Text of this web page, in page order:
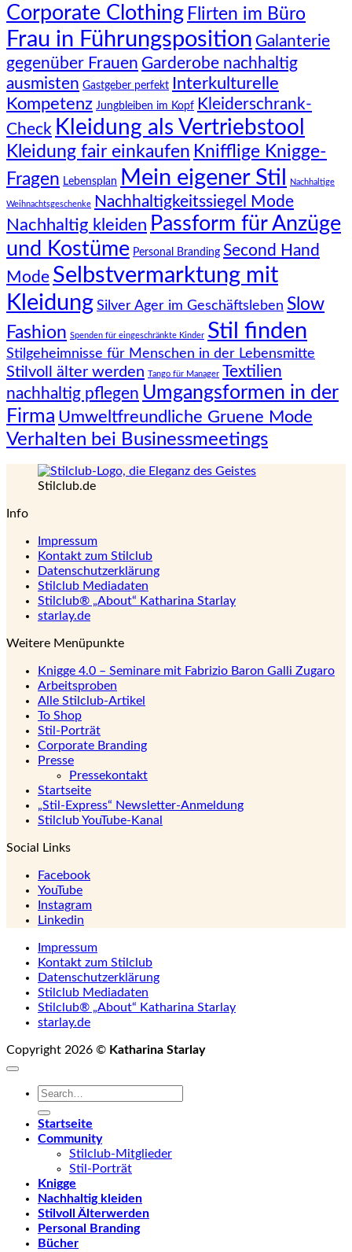
Corporate Clothing Flirten im Büro
Frau in Führungsposition Galanterie
gegenüber Frauen Garderobe nachhaltig
ausmisten Gastgeber perfekt
Interkulturelle
Kompetenz Jungbleiben im Kopf Kleiderschrank-
Check Kleidung als Vertriebstool
Kleidung fair einkaufen Knifflige Knigge-
Fragen Lebensplan Mein eigener Stil Nachhaltige
Weihnachtsgeschenke
Nachhaltigkeitssiegel Mode
Nachhaltig kleiden Passform für Anzüge
und Kostüme Personal Branding Second Hand
Mode Selbstvermarktung mit
Kleidung Silver Ager im Geschäftsleben Slow
Fashion Spenden für eingeschränkte Kinder Stil finden
Stilgeheimnisse für Menschen in der Lebensmitte
Stilvoll älter werden Tango für Manager Textilien
nachhaltig pflegen Umgangsformen in der
Firma Umweltfreundliche Gruene Mode
Verhalten bei Businessmeetings
Stilclub.de
Info
Impressum
Kontakt zum Stilclub
Datenschutzerklärung
Stilclub Mediadaten
Stilclub® „About“ Katharina Starlay
starlay.de
Weitere Menüpunkte
Knigge 4.0 – Seminare mit Fabrizio Baron Galli Zugaro
Arbeitsproben
Alle Stilclub-Artikel
To Shop
Stil-Porträt
Corporate Branding
Presse
Pressekontakt
Startseite
„Stil-Express“ Newsletter-Anmeldung
Stilclub YouTube-Kanal
Social Links
Facebook
YouTube
Instagram
Linkedin
Impressum
Kontakt zum Stilclub
Datenschutzerklärung
Stilclub Mediadaten
Stilclub® „About“ Katharina Starlay
starlay.de
Copyright 2026 © Katharina Starlay
Startseite
Community
Stilclub-Mitglieder
Stil-Porträt
Knigge
Nachhaltig kleiden
Stilvoll Älterwerden
Personal Branding
Bücher